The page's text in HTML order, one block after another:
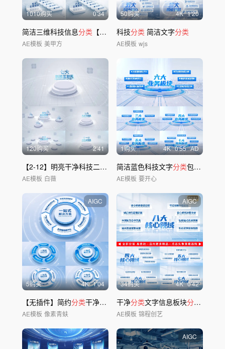
1010购买 0'34
简洁三维科技信息分类 【无插件】
AE模板 美甲方
50购买 4K 1'20
科技分类 简洁文字分类
AE模板 wjs
120购买 2'41
【2-12】明亮干净科技二到十二大 分类
AE模板 白薇
1购买 4K 0'55 AD
简洁蓝色科技文字分类包装展示
AE模板 要开心
AIGC
5购买 4K 1'04
【无插件】简约分类干净文字 分类
AE模板 像素青蚨
AIGC
34购买 4K 0'42
干净分类文字信息板块分类
AE模板 锦程创艺
AIGC